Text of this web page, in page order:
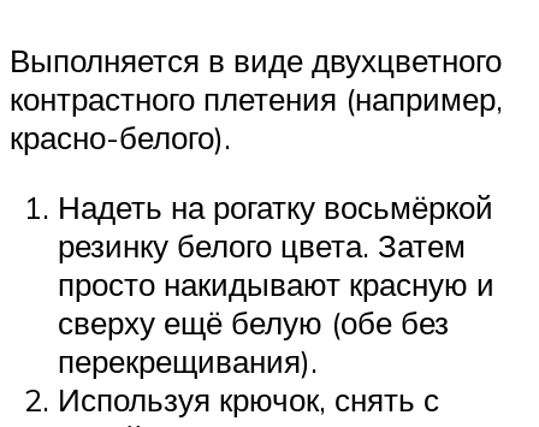
Выполняется в виде двухцветного
контрастного плетения (например,
красно-белого).
Надеть на рогатку восьмёркой
резинку белого цвета. Затем
просто накидывают красную и
сверху ещё белую (обе без
перекрещивания).
Используя крючок, снять с